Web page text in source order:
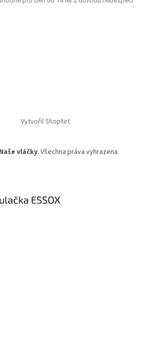
Vytvořil Shoptet
Naše vláčky. Všechna práva vyhrazena.
ESSOX